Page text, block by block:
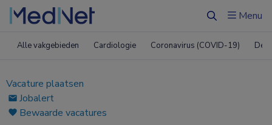
ZoekenMenu
Alle vakgebieden Cardiologie Coronavirus (COVID-19)
Vacature plaatsen
Jobalert
Bewaarde vacatures